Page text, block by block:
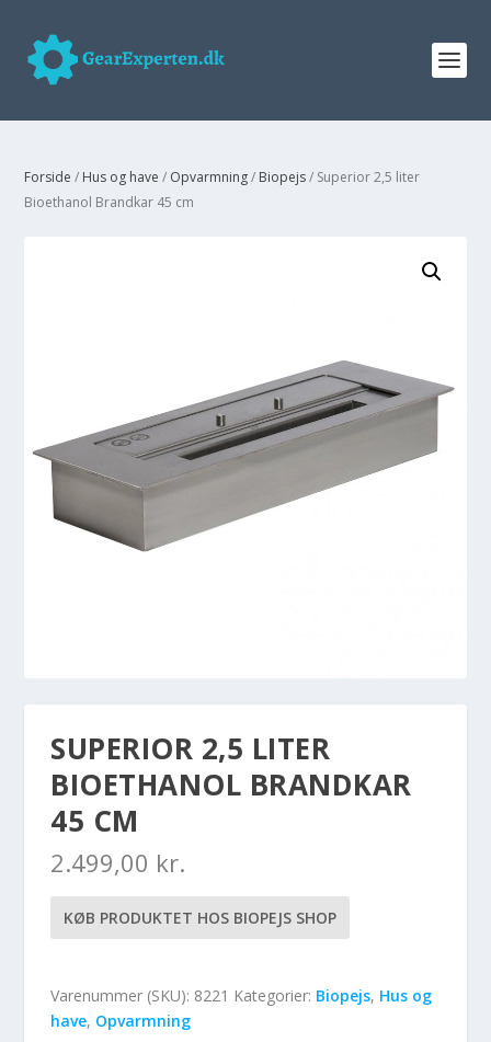
Forside / Hus og have / Opvarmning/ Biopejs/ Superior 2,5 liter
Bioethanol Brandkar 45 cm
SUPERIOR 2,5 LITER
BIOETHANOL BRANDKAR
45 CM
2.499,00 kr.
KØB PRODUKTET HOS BIOPEJS SHOP
Varenummer (SKU): 8221 Kategorier: Biopejs, Hus og
have, Opvarmning